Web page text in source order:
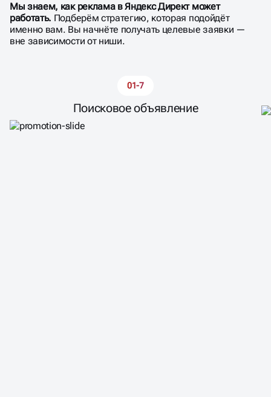
Мы знаем, как реклама в Яндекс Директ может
работать. Подберём стратегию, которая подойдёт
именно вам. Вы начнёте получать целевые заявки —
вне зависимости от ниши.
01-7
Поисковое объявление